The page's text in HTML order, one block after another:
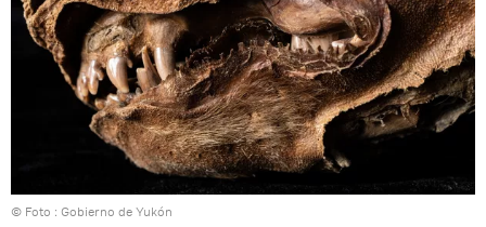
© Foto : Gobierno de Yukón